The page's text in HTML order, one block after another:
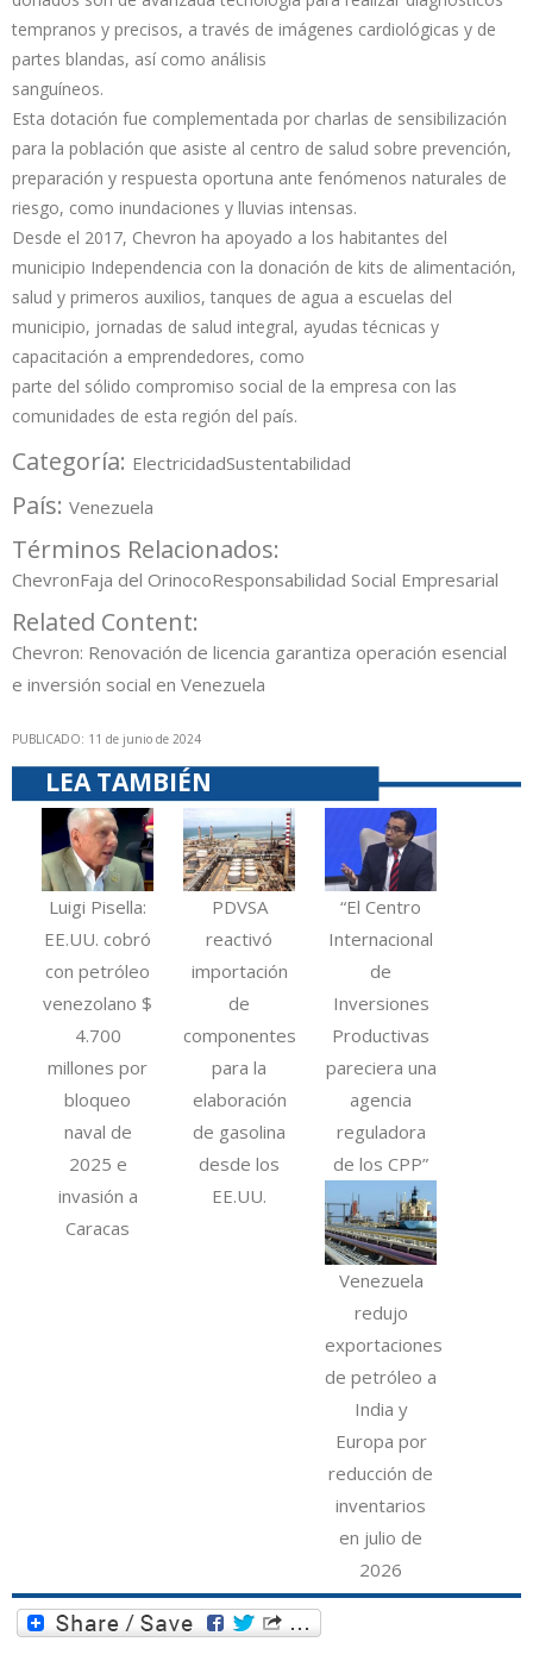
tempranos y precisos, a través de imágenes cardiológicas y de
partes blandas, así como análisis
sanguíneos.
Esta dotación fue complementada por charlas de sensibilización
para la población que asiste al centro de salud sobre prevención,
preparación y respuesta oportuna ante fenómenos naturales de
riesgo, como inundaciones y lluvias intensas.
Desde el 2017, Chevron ha apoyado a los habitantes del
municipio Independencia con la donación de kits de alimentación,
salud y primeros auxilios, tanques de agua a escuelas del
municipio, jornadas de salud integral, ayudas técnicas y
capacitación a emprendedores, como
parte del sólido compromiso social de la empresa con las
comunidades de esta región del país.
Categoría: ElectricidadSustentabilidad
País: Venezuela
Términos Relacionados:
ChevronFaja del OrinocoResponsabilidad Social Empresarial
Related Content:
Chevron: Renovación de licencia garantiza operación esencial
e inversión social en Venezuela
PUBLICADO: 11 de junio de 2024
LEA TAMBIÉN
Luigi Pisella:
EE.UU. cobró
con petróleo
venezolano $
4.700
millones por
bloqueo
naval de
2025 e
invasión a
Caracas
PDVSA
reactivó
importación
de
componentes
para la
elaboración
de gasolina
desde los
EE.UU.
“El Centro
Internacional
de
Inversiones
Productivas
pareciera una
agencia
reguladora
de los CPP”
Venezuela
redujo
exportaciones
de petróleo a
India y
Europa por
reducción de
inventarios
en julio de
2026